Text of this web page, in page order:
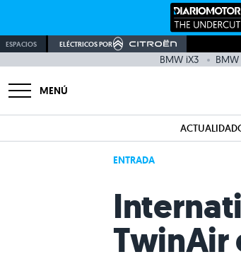
ESPACIOS ELÉCTRICOS POR
BMW iX3
MENÚ
ACTUALIDAD
ENTRADA
TwinAir